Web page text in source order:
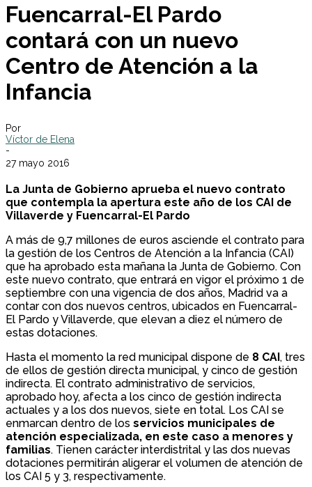
Fuencarral-El Pardo
contará con un nuevo
Centro de Atención a la
Infancia
Por
Víctor de Elena
-
27 mayo 2016
La Junta de Gobierno aprueba el nuevo contrato
que contempla la apertura este año de los CAI de
Villaverde y Fuencarral-El Pardo
A más de 9,7 millones de euros asciende el contrato para
la gestión de los Centros de Atención a la Infancia (CAI)
que ha aprobado esta mañana la Junta de Gobierno. Con
este nuevo contrato, que entrará en vigor el próximo 1 de
septiembre con una vigencia de dos años, Madrid va a
contar con dos nuevos centros, ubicados en Fuencarral-
El Pardo y Villaverde, que elevan a diez el número de
estas dotaciones.
Hasta el momento la red municipal dispone de 8 CAI, tres
de ellos de gestión directa municipal, y cinco de gestión
indirecta. El contrato administrativo de servicios,
aprobado hoy, afecta a los cinco de gestión indirecta
actuales y a los dos nuevos, siete en total. Los CAI se
enmarcan dentro de los servicios municipales de
atención especializada, en este caso a menores y
familias. Tienen carácter interdistrital y las dos nuevas
dotaciones permitirán aligerar el volumen de atención de
los CAI 5 y 3, respectivamente.